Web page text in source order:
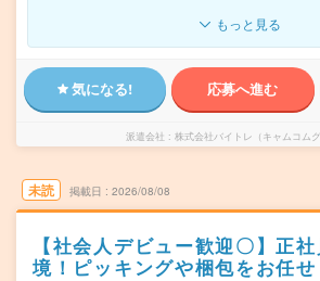
もっと見る
気になる! 応募へ進む
派遣会社 株式会社バイトレ（キャムコムグ
未読 掲載日 2026/08/08
【社会人デビュー歓迎〇】正
境！ピッキングや梱包をお任せ